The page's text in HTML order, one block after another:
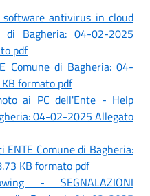
antivirus in cloud
di Bagheria: 04-02-2025
pdf
Comune di Bagheria: 04-
formato pdf
ai PC dell'Ente - Help
04-02-2025 Allegato
Comune di Bagheria:
KB formato pdf
- SEGNALAZIONI